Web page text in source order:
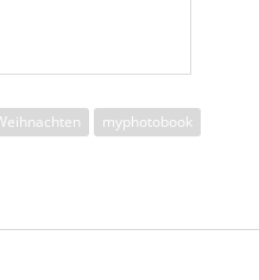
myphotobook